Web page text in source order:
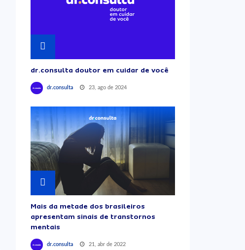
dr.consulta doutor em cuidar de você
dr.consulta 23, ago de 2024
Mais da metade dos brasileiros
apresentam sinais de transtornos
mentais
dr.consulta 21, abr de 2022